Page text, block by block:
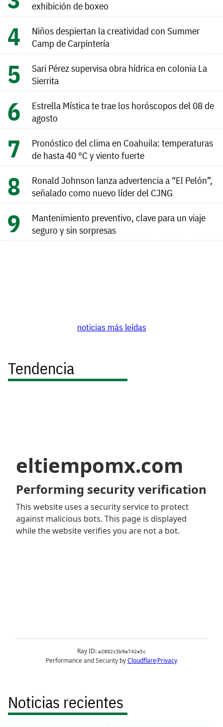
exhibición de boxeo
Niños despiertan la creatividad con Summer
Camp de Carpintería
Sari Pérez supervisa obra hídrica en colonia La
Sierrita
Estrella Mística te trae los horóscopos del 08 de
agosto
Pronóstico del clima en Coahuila: temperaturas
de hasta 40 °C y viento fuerte
Ronald Johnson lanza advertencia a “El Pelón”,
señalado como nuevo líder del CJNG
Mantenimiento preventivo, clave para un viaje
seguro y sin sorpresas
noticias más leídas
Tendencia
Noticias recientes